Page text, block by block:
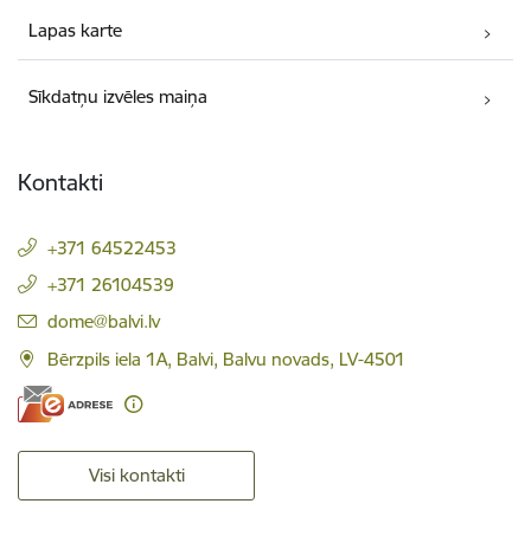
Lapas karte
Sīkdatņu izvēles maiņa
Kontakti
+371 64522453
+371 26104539
E-pasts:
dome@balvi.lv
Bērzpils iela 1A, Balvi, Balvu novads, LV-4501
Visi kontakti